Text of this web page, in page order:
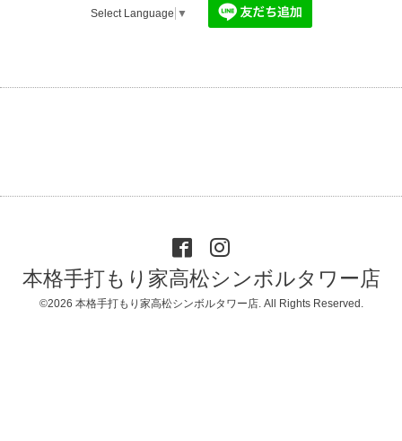
Select Language ▼
本格手打もり家高松シンボルタワー店
©2026 本格手打もり家高松シンボルタワー店. All Rights Reserved.